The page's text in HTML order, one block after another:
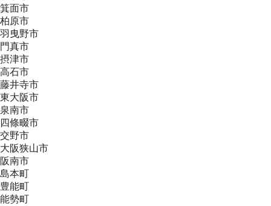
箕面市
柏原市
羽曳野市
門真市
摂津市
高石市
藤井寺市
東大阪市
泉南市
四條畷市
交野市
大阪狭山市
阪南市
島本町
豊能町
能勢町